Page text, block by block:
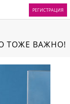
РЕГИСТРАЦИЯ
ТОЖЕ ВАЖНО!